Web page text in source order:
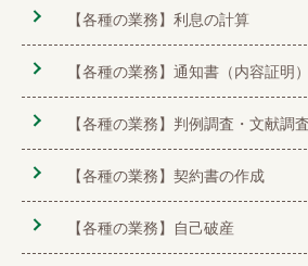
【各種の業務】利息の計算
【各種の業務】通知書（内容証明
【各種の業務】判例調査・文献調査
【各種の業務】契約書の作成
【各種の業務】自己破産